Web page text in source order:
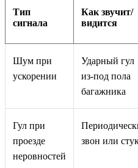
Тип
сигнала
Как звучит/
видится
Шум при
ускорении
Ударный гул
из-под пола
багажника
Гул при
проезде
неровностей
звон или